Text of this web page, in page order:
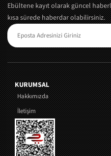
Ebültene kayıt olarak güncel
kısa sürede haberdar olabilirsiniz.
KURUMSAL
Hakkımızda
İletişim